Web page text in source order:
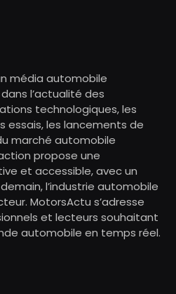
média automobile
l’actualité des
technologiques, les
essais, les lancements de
marché automobile
propose une
et accessible, avec un
l’industrie automobile
MotorsActu s’adresse
et lecteurs souhaitant
automobile en temps réel.